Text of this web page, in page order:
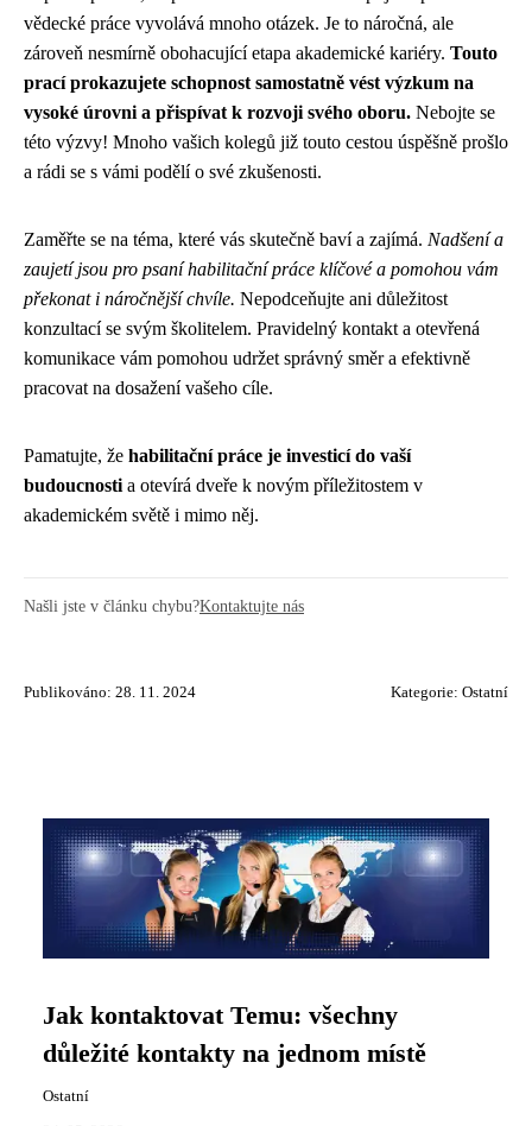
vědecké práce vyvolává mnoho otázek. Je to náročná, ale
zároveň nesmírně obohacující etapa akademické kariéry. Touto
prací prokazujete schopnost samostatně vést výzkum na
vysoké úrovni a přispívat k rozvoji svého oboru. Nebojte se
této výzvy! Mnoho vašich kolegů již touto cestou úspěšně prošlo
a rádi se s vámi podělí o své zkušenosti.
Zaměřte se na téma, které vás skutečně baví a zajímá. Nadšení a
zaujetí jsou pro psaní habilitační práce klíčové a pomohou vám
překonat i náročnější chvíle. Nepodceňujte ani důležitost
konzultací se svým školitelem. Pravidelný kontakt a otevřená
komunikace vám pomohou udržet správný směr a efektivně
pracovat na dosažení vašeho cíle.
Pamatujte, že habilitační práce je investicí do vaší
budoucnosti a otevírá dveře k novým příležitostem v
akademickém světě i mimo něj.
Našli jste v článku chybu?Kontaktujte nás
Publikováno: 28. 11. 2024 Kategorie: Ostatní
Jak kontaktovat Temu: všechny
důležité kontakty na jednom místě
Ostatní